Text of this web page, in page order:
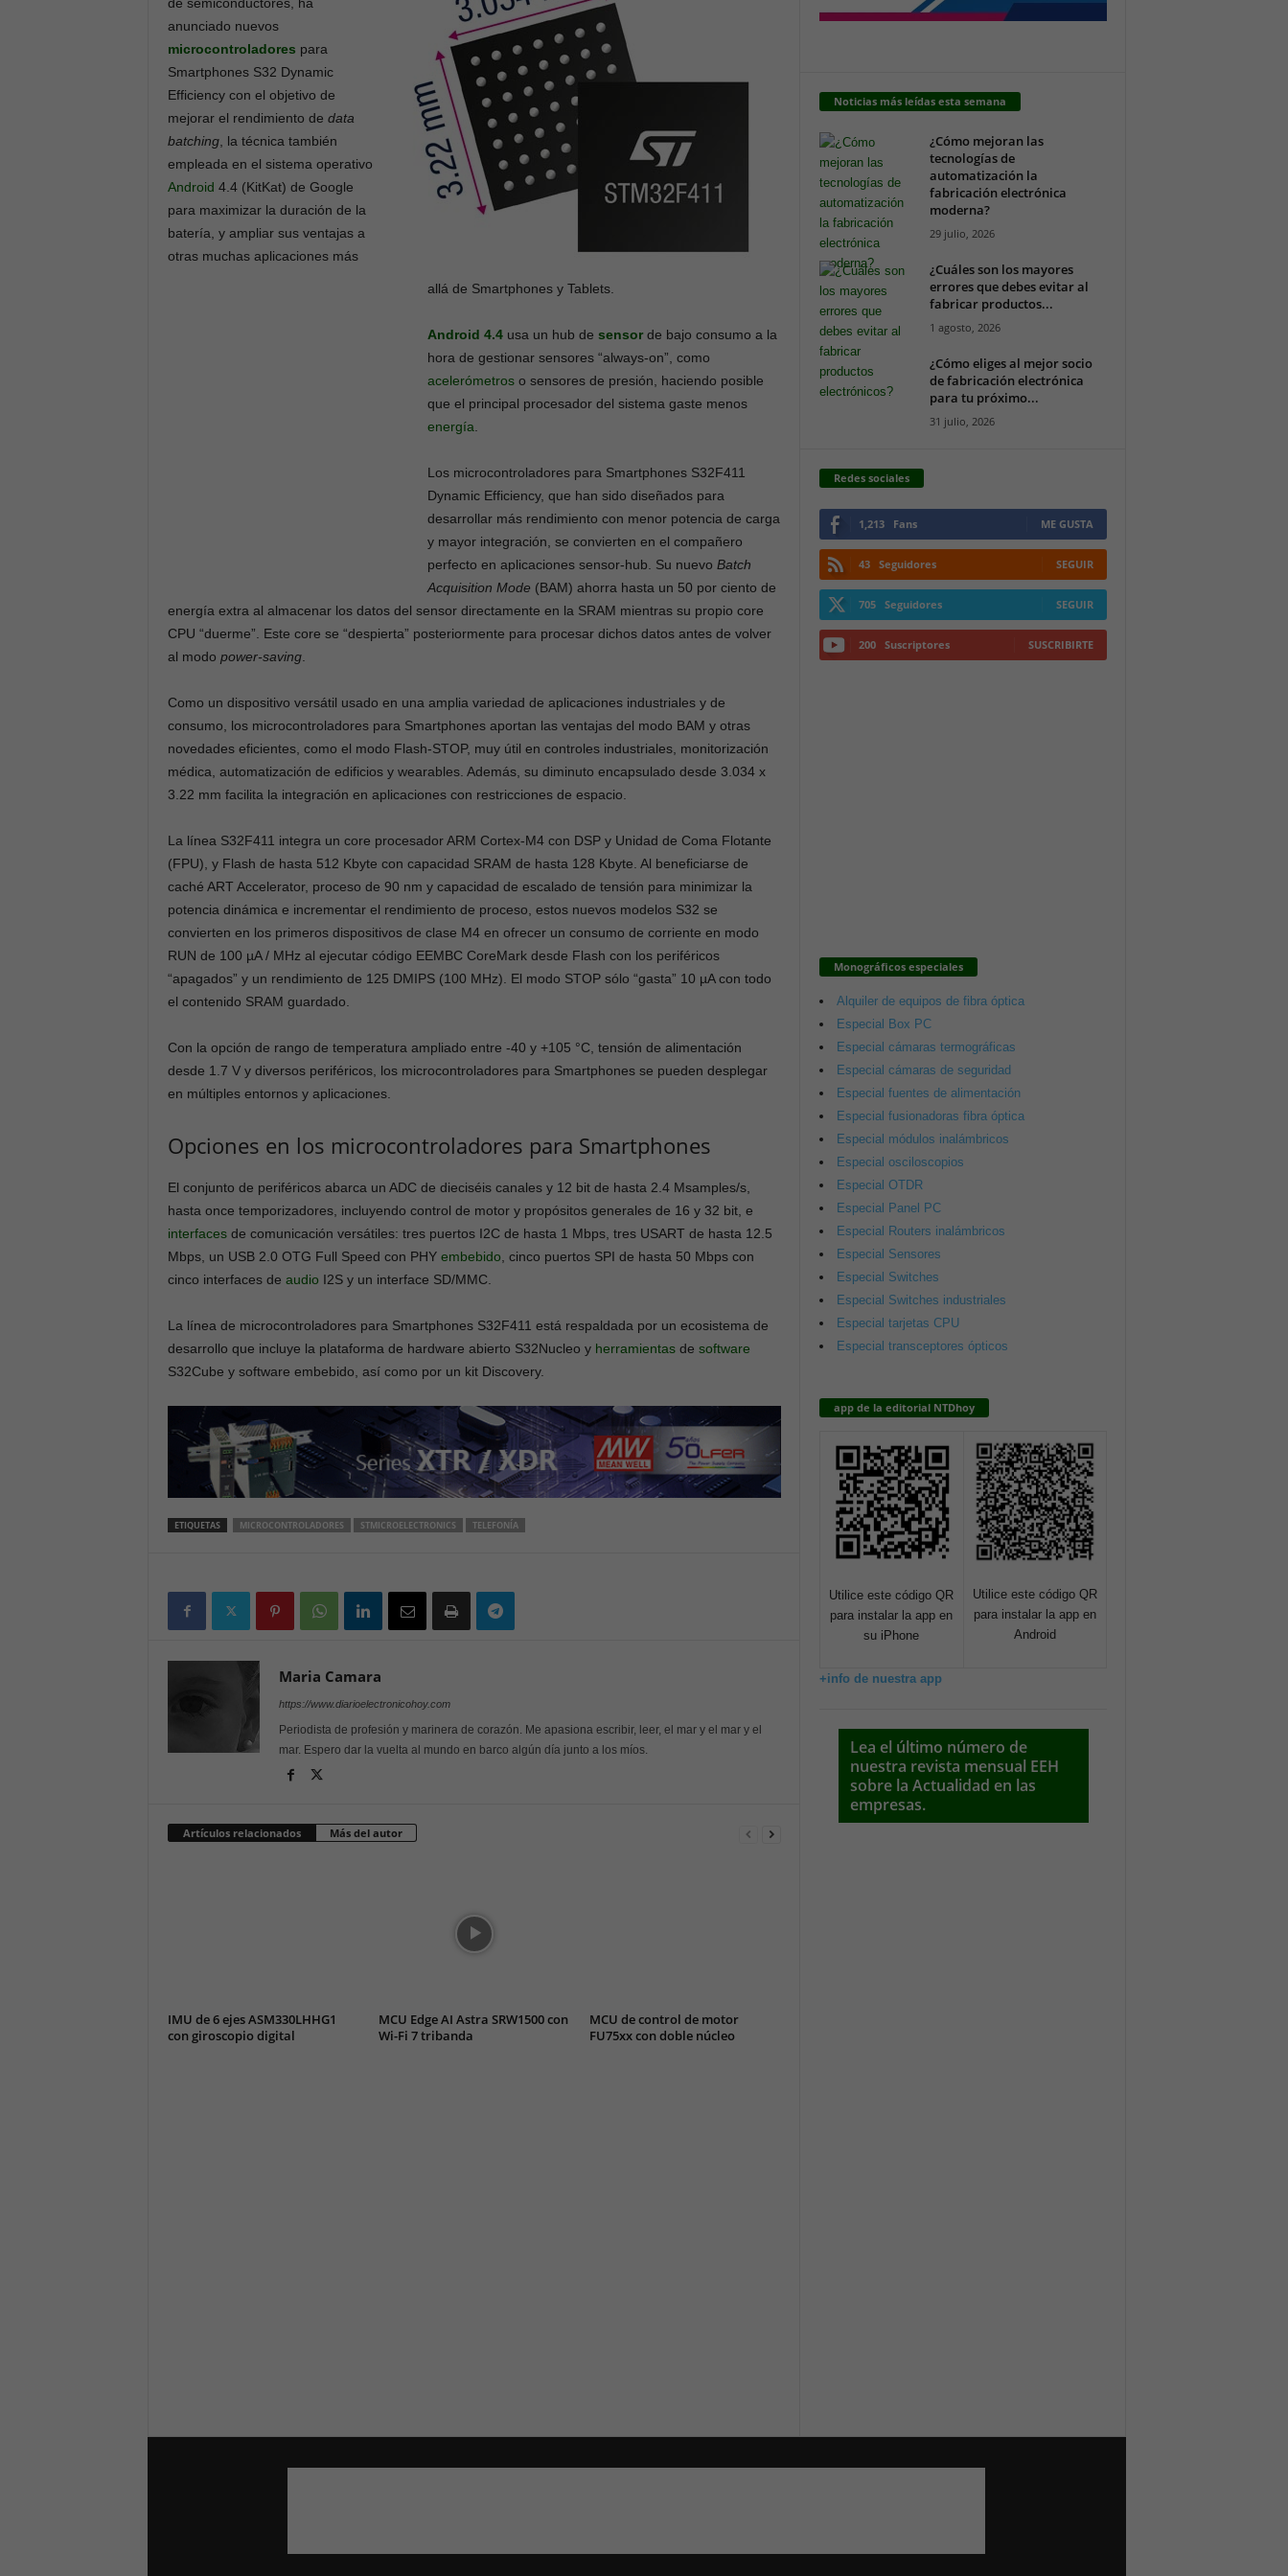
anunciado nuevos
microcontroladores para
Smartphones S32 Dynamic
Efficiency con el objetivo de
mejorar el rendimiento de data
batching la técnica también
empleada en el sistema operativo
Android 4.4 (KitKat) de Google
para maximizar la duración de la
batería, y ampliar sus ventajas a
otras muchas aplicaciones más
allá de Smartphones y Tablets.
Android 4.4 usa un hub de sensor de bajo consumo a la
hora de gestionar sensores “always-on”, como
acelerómetros o sensores de presión, haciendo posible
que el principal procesador del sistema gaste menos
energía
Los microcontroladores para Smartphones S32F411
Dynamic Efficiency, que han sido diseñados para
desarrollar más rendimiento con menor potencia de carga
y mayor integración, se convierten en el compañero
perfecto en aplicaciones sensor-hub. Su nuevo Batch
Acquisition Mode (BAM) ahorra hasta un 50 por ciento de
energía extra al almacenar los datos del sensor directamente en la SRAM mientras su propio core
CPU “duerme”. Este core se “despierta” posteriormente para procesar dichos datos antes de volver
al modo power-saving
Como un dispositivo versátil usado en una amplia variedad de aplicaciones industriales y de
consumo, los microcontroladores para Smartphones aportan las ventajas del modo BAM y otras
novedades eficientes, como el modo Flash-STOP, muy útil en controles industriales, monitorización
médica, automatización de edificios y wearables. Además, su diminuto encapsulado desde 3.034 x
3.22 mm facilita la integración en aplicaciones con restricciones de espacio.
La línea S32F411 integra un core procesador ARM Cortex-M4 con DSP y Unidad de Coma Flotante
(FPU), y Flash de hasta 512 Kbyte con capacidad SRAM de hasta 128 Kbyte. Al beneficiarse de
caché ART Accelerator, proceso de 90 nm y capacidad de escalado de tensión para minimizar la
potencia dinámica e incrementar el rendimiento de proceso, estos nuevos modelos S32 se
convierten en los primeros dispositivos de clase M4 en ofrecer un consumo de corriente en modo
RUN de 100 µA / MHz al ejecutar código EEMBC CoreMark desde Flash con los periféricos
“apagados” y un rendimiento de 125 DMIPS (100 MHz). El modo STOP sólo “gasta” 10 µA con todo
el contenido SRAM guardado.
Con la opción de rango de temperatura ampliado entre -40 y +105 °C, tensión de alimentación
desde 1.7 V y diversos periféricos, los microcontroladores para Smartphones se pueden desplegar
en múltiples entornos y aplicaciones.
Opciones en los microcontroladores para Smartphones
El conjunto de periféricos abarca un ADC de dieciséis canales y 12 bit de hasta 2.4 Msamples/s,
hasta once temporizadores, incluyendo control de motor y propósitos generales de 16 y 32 bit, e
interfaces de comunicación versátiles: tres puertos I2C de hasta 1 Mbps, tres USART de hasta 12.5
Mbps, un USB 2.0 OTG Full Speed con PHY embebido , cinco puertos SPI de hasta 50 Mbps con
cinco interfaces de audio I2S y un interface SD/MMC.
La línea de microcontroladores para Smartphones S32F411 está respaldada por un ecosistema de
desarrollo que incluye la plataforma de hardware abierto S32Nucleo y herramientas de software
S32Cube y software embebido, así como por un kit Discovery.
ETIQUETAS MICROCONTROLADORES STMICROELECTRONICS TELEFONÍA
Maria Camara
https://www.diarioelectronicohoy.com
Periodista de profesión y marinera de corazón. Me apasiona escribir, leer, el mar y el mar y el
mar. Espero dar la vuelta al mundo en barco algún día junto a los míos.
Artículos relacionados Más del autor
IMU de 6 ejes ASM330LHHG1
con giroscopio digital
MCU Edge AI Astra SRW1500 con
Wi-Fi 7 tribanda
MCU de control de motor
FU75xx con doble núcleo
Noticias más leídas esta semana
¿Cómo mejoran las
tecnologías de
automatización la
fabricación electrónica
moderna?
29 julio, 2026
¿Cuáles son los mayores
errores que debes evitar al
fabricar productos...
1 agosto, 2026
¿Cómo eliges al mejor socio
de fabricación electrónica
para tu próximo...
31 julio, 2026
Redes sociales
1,213 Fans ME GUSTA
43 Seguidores SEGUIR
705 Seguidores SEGUIR
200 Suscriptores SUSCRIBIRTE
Monográficos especiales
Alquiler de equipos de fibra óptica
Especial Box PC
Especial cámaras termográficas
Especial cámaras de seguridad
Especial fuentes de alimentación
Especial fusionadoras fibra óptica
Especial módulos inalámbricos
Especial osciloscopios
Especial OTDR
Especial Panel PC
Especial Routers inalámbricos
Especial Sensores
Especial Switches
Especial Switches industriales
Especial tarjetas CPU
Especial transceptores ópticos
app de la editorial NTDhoy
Utilice este código QR
para instalar la app en
su iPhone
Utilice este código QR
para instalar la app en
Android
+info de nuestra app
Lea el último número de
nuestra revista mensual EEH
sobre la Actualidad en las
empresas.